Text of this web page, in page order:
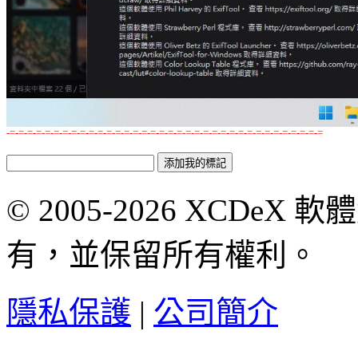
-=-=-=-=-=-=-=-=-=-=-=-=-=-=-=-=-=-=-=-=-=-=-=-=-=-=-=-=-=-=-=-=-=-=-=-=
© 2005-2026 XCDeX 軟
有，並保留所有權利。
隱私保護 | 公司簡介